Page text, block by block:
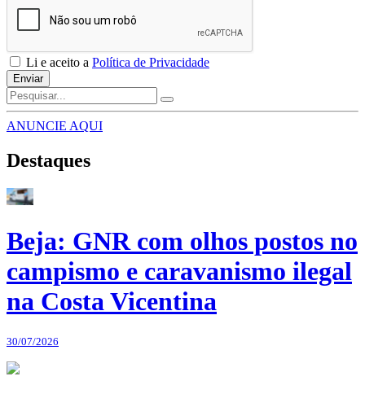
Li e aceito a Política de Privacidade
Enviar
ANUNCIE AQUI
Destaques
Beja: GNR com olhos postos no
campismo e caravanismo ilegal
na Costa Vicentina
30/07/2026